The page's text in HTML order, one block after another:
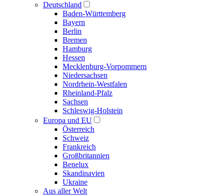
Deutschland
Baden-Württemberg
Bayern
Berlin
Bremen
Hamburg
Hessen
Mecklenburg-Vorpommern
Niedersachsen
Nordrhein-Westfalen
Rheinland-Pfalz
Sachsen
Schleswig-Holstein
Europa und EU
Österreich
Schweiz
Frankreich
Großbritannien
Benelux
Skandinavien
Ukraine
Aus aller Welt